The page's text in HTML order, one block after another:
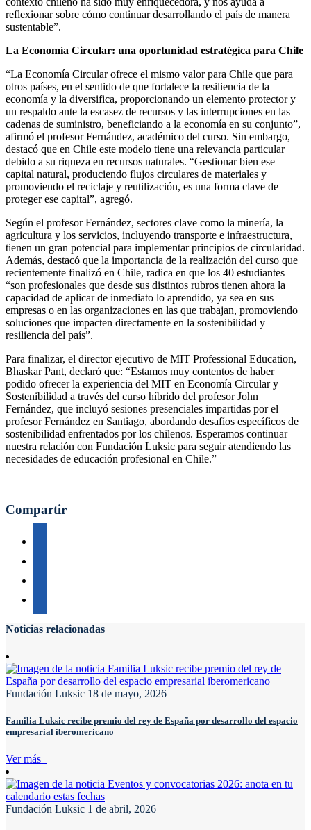
reflexionar sobre cómo continuar desarrollando el país de manera
sustentable”.
La Economía Circular: una oportunidad estratégica para Chile
“La Economía Circular ofrece el mismo valor para Chile que para
otros países, en el sentido de que fortalece la resiliencia de la
economía y la diversifica, proporcionando un elemento protector y
un respaldo ante la escasez de recursos y las interrupciones en las
cadenas de suministro, beneficiando a la economía en su conjunto”,
afirmó el profesor Fernández, académico del curso. Sin embargo,
destacó que en Chile este modelo tiene una relevancia particular
debido a su riqueza en recursos naturales. “Gestionar bien ese
capital natural, produciendo flujos circulares de materiales y
promoviendo el reciclaje y reutilización, es una forma clave de
proteger ese capital”, agregó.
Según el profesor Fernández, sectores clave como la minería, la
agricultura y los servicios, incluyendo transporte e infraestructura,
tienen un gran potencial para implementar principios de circularidad.
Además, destacó que la importancia de la realización del curso que
recientemente finalizó en Chile, radica en que los 40 estudiantes
“son profesionales que desde sus distintos rubros tienen ahora la
capacidad de aplicar de inmediato lo aprendido, ya sea en sus
empresas o en las organizaciones en las que trabajan, promoviendo
soluciones que impacten directamente en la sostenibilidad y
resiliencia del país”.
Para finalizar, el director ejecutivo de MIT Professional Education,
Bhaskar Pant, declaró que: “Estamos muy contentos de haber
podido ofrecer la experiencia del MIT en Economía Circular y
Sostenibilidad a través del curso híbrido del profesor John
Fernández, que incluyó sesiones presenciales impartidas por el
profesor Fernández en Santiago, abordando desafíos específicos de
sostenibilidad enfrentados por los chilenos. Esperamos continuar
nuestra relación con Fundación Luksic para seguir atendiendo las
necesidades de educación profesional en Chile.”
Compartir
Noticias relacionadas
Fundación Luksic 18 de mayo, 2026
Familia Luksic recibe premio del rey de España por desarrollo del espacio
empresarial iberomericano
Ver más
Fundación Luksic 1 de abril, 2026